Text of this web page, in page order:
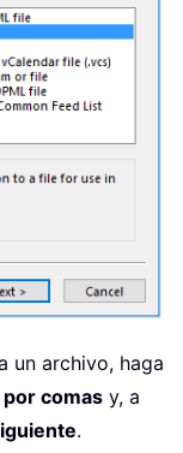
un archivo, haga
comas y, a
.